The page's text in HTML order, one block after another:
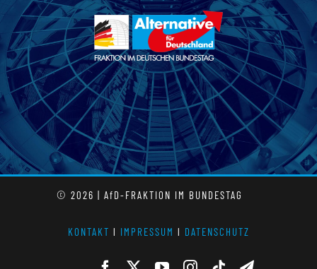
© 2026 | AfD-FRAKTION IM BUNDESTAG
KONTAKT l IMPRESSUM l DATENSCHUTZ